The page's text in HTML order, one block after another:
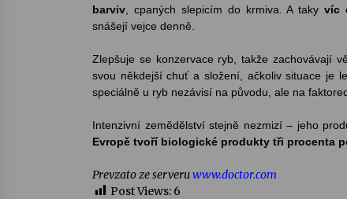
barviv , cpaných slepicím do krmiva. A takyvíc
snášejí vejce denně.
Zlepšuje se konzervace ryb, takže zachovávají
svou někdejší chuť a složení, ačkoliv situace je
speciálně u ryb nezávisí na původu, ale na
Intenzivní zemědělství stejně nezmizí – jeho
Evropě tvoří biologické produkty tři procenta
Prevzato ze serveruwww.doctor.com
Post Views: 6